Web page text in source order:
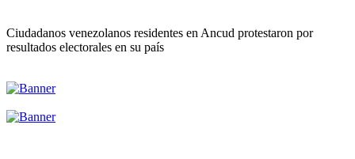
Ciudadanos venezolanos residentes en Ancud protestaron por
resultados electorales en su país